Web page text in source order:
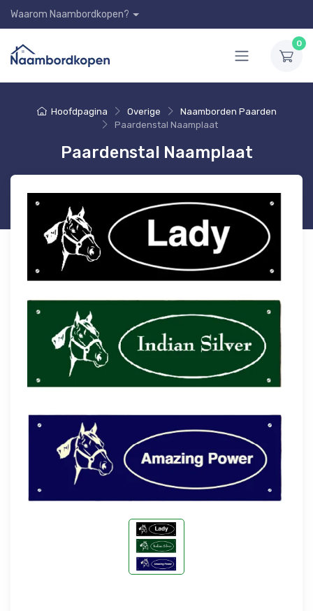
Waarom Naambordkopen?
0
Hoofdpagina Overige
Naamborden Paarden
Paardenstal Naamplaat
Paardenstal Naamplaat